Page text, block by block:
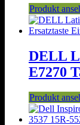
Produkt
DELL
E7270
Produkt